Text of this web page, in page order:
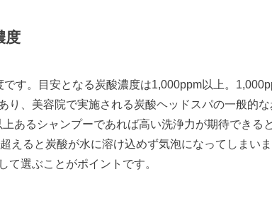
度
です。目安となる炭酸濃度は1,000ppm以上。
り、美容院で実施される炭酸ヘッドスパの一般的
あるシャンプーであれば高い洗浄力が期待できる
えると炭酸が水に溶け込めず気泡になってしまい
て選ぶことがポイントです。